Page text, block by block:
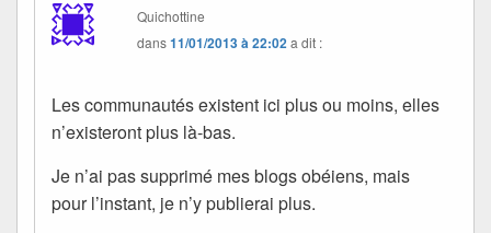
Quichottine
dans11/01/2013 à 22:02a dit :
Les communautés existent ici plus ou moins, elles
n’existeront plus là-bas.
Je n’ai pas supprimé mes blogs obéiens, mais
pour l’instant, je n’y publierai plus.